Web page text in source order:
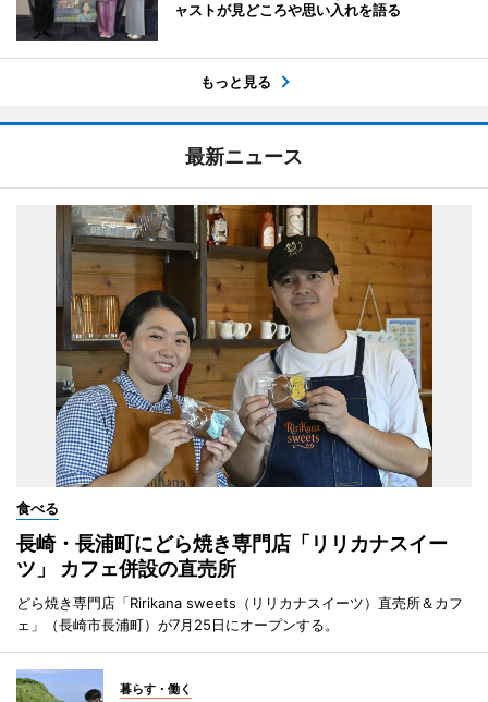
ャストが見どころや思い入れを語る
もっと見る
最新ニュース
食べる
長崎・長浦町にどら焼き専門店「リリカナスイー
ツ」 カフェ併設の直売所
どら焼き専門店「Ririkana sweets（リリカナスイーツ）直売所＆カフ
ェ」（長崎市長浦町）が7月25日にオープンする。
暮らす・働く